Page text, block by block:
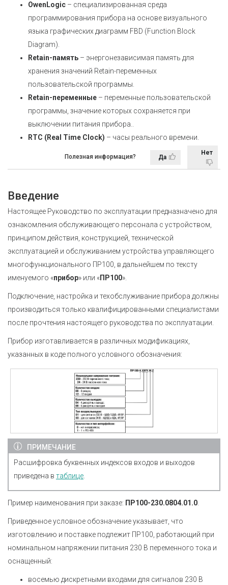
OwenLogic – специализированная среда
программирования прибора на основе визуального
языка графических диаграмм FBD (Function Block
Diagram).
Retain-память – энергонезависимая память для
хранения значений Retain-переменных
пользовательской программы
Retain-переменные – переменные пользовательской
программы, значение которых сохраняется при
выключении питания прибора.
RTC (Real Time Clock) – часы реального времени.
Полезная информация? Да
Нет
Введение
Настоящее Руководство по эксплуатации предназначено для
ознакомления обслуживающего персонала с устройством,
принципом действия, конструкцией, технической
эксплуатацией и обслуживанием устройства управляющего
многофункционального ПР100, в дальнейшем по тексту
именуемого «прибор» или «ПР100».
Подключение, настройка и техобслуживание прибора должны
производиться только квалифицированными специалистами
после прочтения настоящего руководства по эксплуатации.
Прибор изготавливается в различных модификациях,
указанных в коде полного условного обозначения:
ПРИМЕЧАНИЕ
Расшифровка буквенных индексов входов и выходов
приведена в таблице.
Пример наименования при заказе: ПР100-230.0804.01.0.
Приведенное условное обозначение указывает, что
изготовлению и поставке подлежит ПР100, работающий при
номинальном напряжении питания 230 В переменного тока и
оснащенный:
восемью дискретными входами для сигналов 230 В